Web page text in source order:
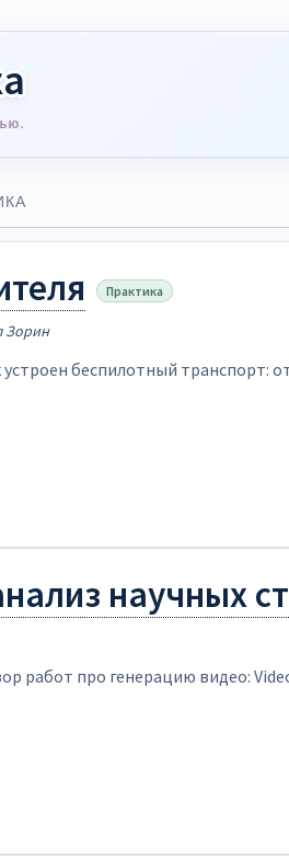
Практика
Зорин
устроен беспилотный транспорт:
научных
работ про генерацию видео: